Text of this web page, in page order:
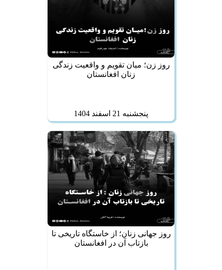
روز زن؛ میان تقویم و واقعیت زندگی
زنان افغانستان
پنجشنبه 21 اسفند 1404
روز جهانی زنان؛ از خاستگاه تاریخی تا
بازتاب آن در افغانستان